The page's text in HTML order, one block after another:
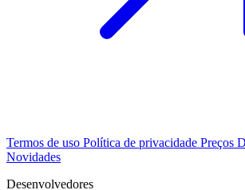
Termos de uso Política de privacidade Preços
Novidades
Desenvolvedores